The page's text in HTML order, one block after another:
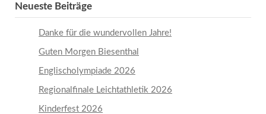
Neueste Beiträge
Danke für die wundervollen Jahre!
Guten Morgen Biesenthal
Englischolympiade 2026
Regionalfinale Leichtathletik 2026
Kinderfest 2026